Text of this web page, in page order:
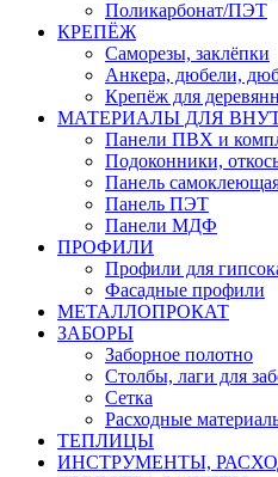
Поликарбонат/ПЭТ
КРЕПЁЖ
Саморезы, заклёпки
Анкера, дюбели,
Крепёж для
МАТЕРИАЛЫ ДЛЯ
Панели ПВХ и
Подоконники,
Панель
Панель ПЭТ
Панели МДФ
ПРОФИЛИ
Профили для
Фасадные профили
МЕТАЛЛОПРОКАТ
ЗАБОРЫ
Заборное полотно
Столбы, лаги для
Сетка
Расходные
ТЕПЛИЦЫ
ИНСТРУМЕНТЫ,